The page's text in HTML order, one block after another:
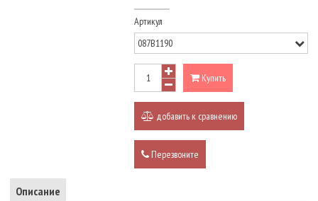
Артикул
Купить
добавить к сравнению
Перезвоните
Описание